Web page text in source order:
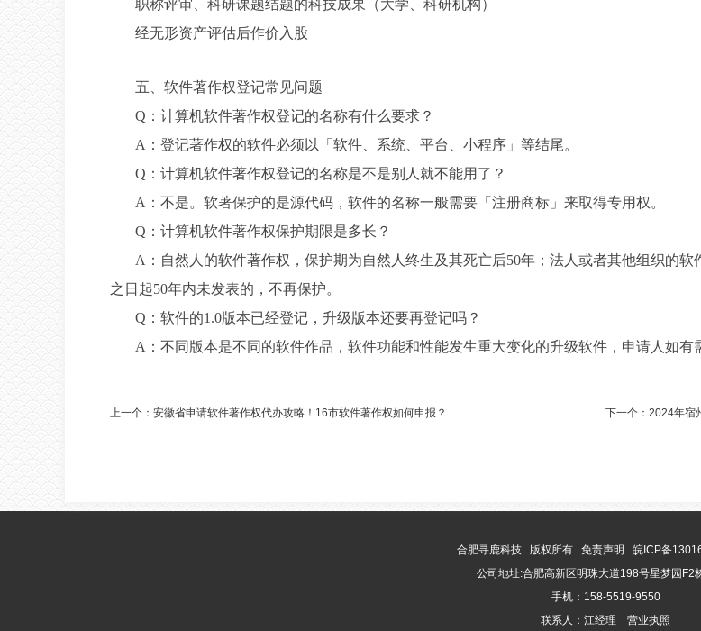
职称评审、科研课题结题的科技成果（大学、科研机构）
经无形资产评估后作价入股
五、软件著作权登记常见问题
Q：计算机软件著作权登记的名称有什么要求？
A：登记著作权的软件必须以「软件、系统、平台、小程序」等结尾。
Q：计算机软件著作权登记的名称是不是别人就不能用了？
A：不是。软著保护的是源代码，软件的名称一般需要「注册商标」来取得专用权。
Q：计算机软件著作权保护期限是多长？
A：自然人的软件著作权，保护期为自然人终生及其死亡后50年；法人或者其他组织的
之日起50年内未发表的，不再保护。
Q：软件的1.0版本已经登记，升级版本还要再登记吗？
A：不同版本是不同的软件作品，软件功能和性能发生重大变化的升级软件，申请人如有
上一个： 安徽省申请软件著作权代办攻略！16市软件著作权如何申报？ 下一个： 2024年宿
合肥寻鹿科技 版权所有 免责声明
皖ICP备
公司地址:合肥高新区明珠大道198号星梦园F2
手机：158-5519-9550
联系人：江经理 营业执照